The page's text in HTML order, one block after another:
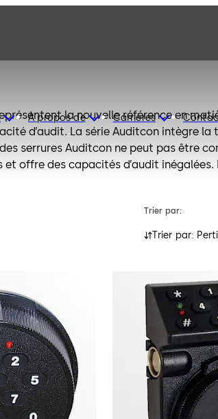
À propos de Carrières
la nouvelle référence en
d’audit. La série Auditcon intègre la
serrures Auditcon ne peut pas être
offre des capacités d’audit inégalées.
de coffre-fort propose différents
Trier par:
Trier par: